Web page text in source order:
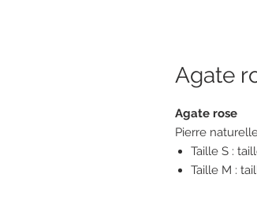
Agate
Agate rose
Pierre
Taille S :
Taille M :